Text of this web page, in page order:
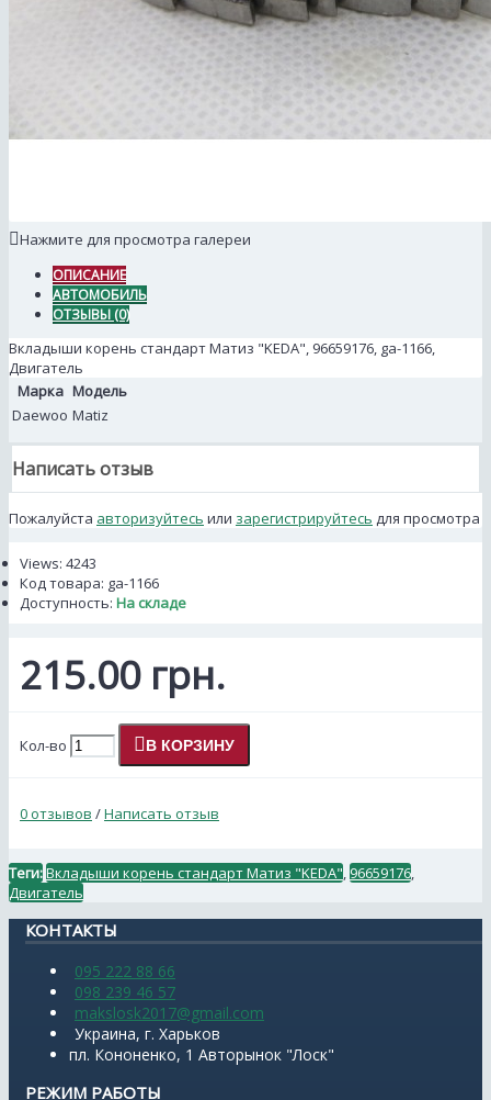
Нажмите для просмотра галереи
ОПИСАНИЕ
АВТОМОБИЛЬ
ОТЗЫВЫ (0)
Вкладыши корень стандарт Матиз "KEDA", 96659176, ga-1166,
Двигатель
Марка Модель
Daewoo Matiz
Написать отзыв
Пожалуйста авторизуйтесь или зарегистрируйтесь для просмотра
Views: 4243
Код товара: ga-1166
Доступность: На складе
215.00 грн.
Кол-во В КОРЗИНУ
0 отзывов /Написать отзыв
Теги:Вкладыши корень стандарт Матиз "KEDA" 96659176
Двигатель
КОНТАКТЫ
095 222 88 66
098 239 46 57
makslosk2017@gmail.com
Украина, г. Харьков
пл. Кононенко, 1 Авторынок "Лоск"
РЕЖИМ РАБОТЫ